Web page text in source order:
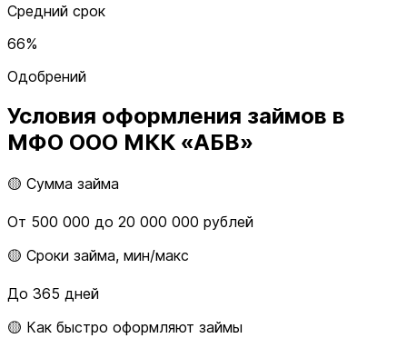
Средний срок
66%
Одобрений
Условия оформления займов в
МФО ООО МКК «АБВ»
🟡 Сумма займа
От 500 000 до 20 000 000 рублей
🟡 Сроки займа, мин/макс
До 365 дней
🟡 Как быстро оформляют займы